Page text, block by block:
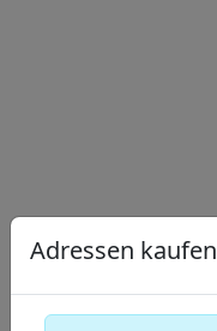
Adressen kaufen